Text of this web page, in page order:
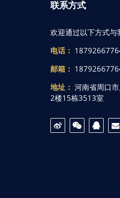
联系方式
欢迎通过以下方式与
电话：
邮箱：
地址： 河南省周口
2楼15栋3513室